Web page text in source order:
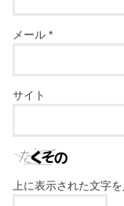
メール*
サイト
上に表示された文字